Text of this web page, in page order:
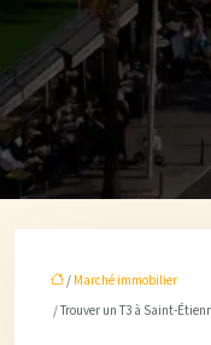
/ Marché immobilier
/ Trouver un T3 à Saint-